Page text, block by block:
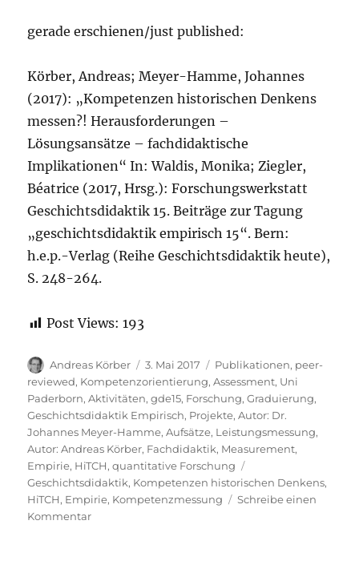
gerade erschienen/just published:
Körber, Andreas; Meyer-Hamme, Johannes
(2017): „Kompetenzen historischen Denkens
messen?! Herausforderungen –
Lösungsansätze – fachdidaktische
Implikationen“ In: Waldis, Monika; Ziegler,
Béatrice (2017, Hrsg.): Forschungswerkstatt
Geschichtsdidaktik 15. Beiträge zur Tagung
„geschichtsdidaktik empirisch 15“. Bern:
h.e.p.-Verlag (Reihe Geschichtsdidaktik heute),
S. 248-264.
Post Views: 193
Autor
Andreas Körber
Veröffentlicht
am
3. Mai 2017 Kategorien
Publikationen, peer-
reviewed, Kompetenzorientierung,Assessment, Uni
Paderborn,Aktivitäten,gde15, Forschung,Graduierung,
Geschichtsdidaktik Empirisch, Projekte,Autor: Dr.
Johannes Meyer-Hamme,Aufsätze, Leistungsmessung,
Autor: Andreas Körber, Fachdidaktik, Measurement,
Empirie, HiTCH,quantitative Forschung
Geschichtsdidaktik, Kompetenzen historischen Denkens,
HiTCH, Empirie, Kompetenzmessung
Schreibe einen
Kommentarzu